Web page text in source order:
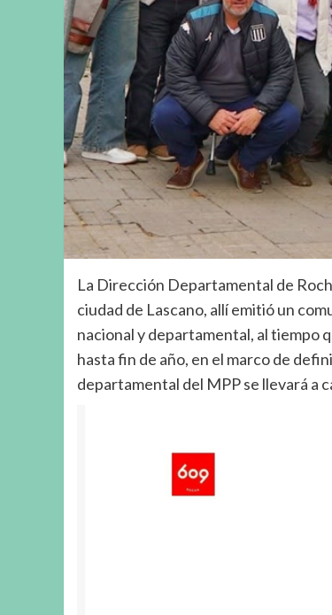
La Dirección Departamental de
ciudad de Lascano, allí emitió un
nacional y departamental, al tiempo
hasta fin de año, en el marco de
departamental del MPP se llevará a